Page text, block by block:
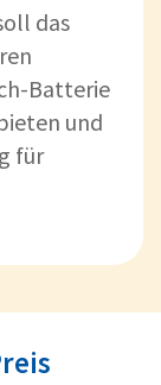
das
Batterie
und
für